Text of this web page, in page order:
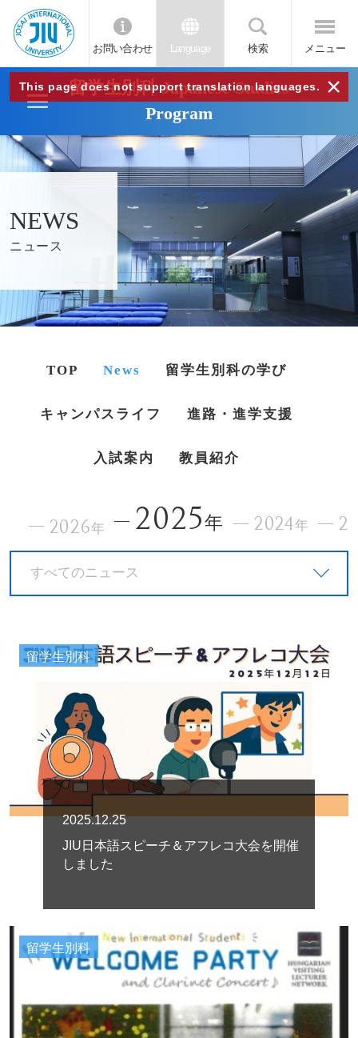
JIU
城西
国際
大学
お問い合わせ Language 検索 メニュー
This page does not support translation languages. ×
留学生別科 Japanese Studies
Program
NEWS
ニュース
TOP News 留学生別科の学び
キャンパスライフ 進路・進学支援
入試案内 教員紹介
2026年 2025年 2024年
すべてのニュース
留学生別科
2025.12.25
JIU日本語スピーチ＆アフレコ大会を開催
しました
留学生別科